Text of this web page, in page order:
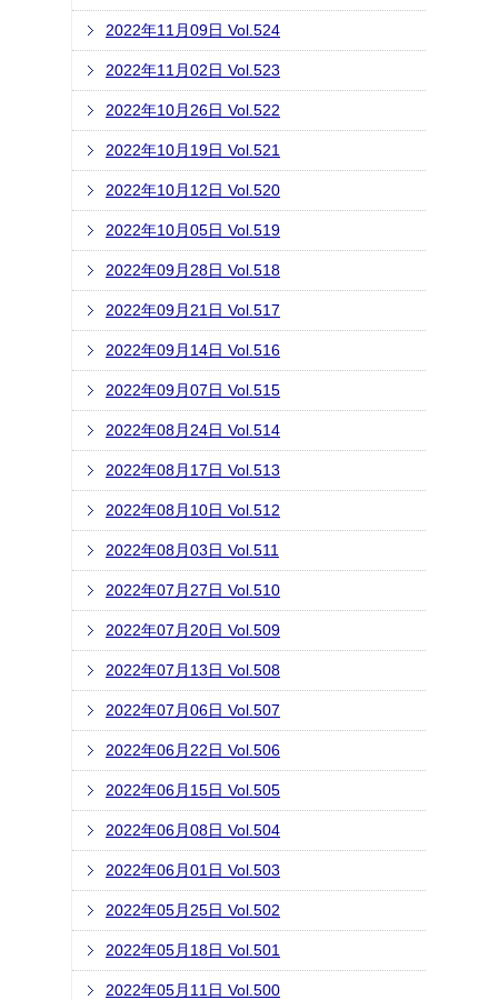
2022年11月09日 Vol.524
2022年11月02日 Vol.523
2022年10月26日 Vol.522
2022年10月19日 Vol.521
2022年10月12日 Vol.520
2022年10月05日 Vol.519
2022年09月28日 Vol.518
2022年09月21日 Vol.517
2022年09月14日 Vol.516
2022年09月07日 Vol.515
2022年08月24日 Vol.514
2022年08月17日 Vol.513
2022年08月10日 Vol.512
2022年08月03日 Vol.511
2022年07月27日 Vol.510
2022年07月20日 Vol.509
2022年07月13日 Vol.508
2022年07月06日 Vol.507
2022年06月22日 Vol.506
2022年06月15日 Vol.505
2022年06月08日 Vol.504
2022年06月01日 Vol.503
2022年05月25日 Vol.502
2022年05月18日 Vol.501
2022年05月11日 Vol.500